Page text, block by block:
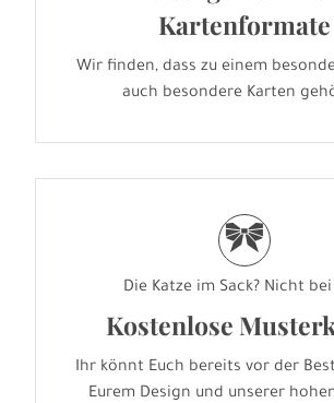
Kartenformate
Wir finden, dass zu einem
auch besondere Karten
r
Die Katze im Sack? Nicht
Kostenlose
Ihr könnt Euch bereits vor der
Eurem Design und unserer